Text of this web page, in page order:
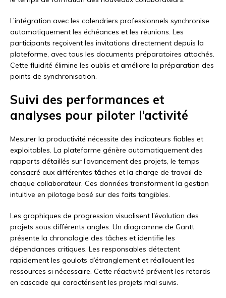
L’intégration avec les calendriers professionnels synchronise
automatiquement les échéances et les réunions. Les
participants reçoivent les invitations directement depuis la
plateforme, avec tous les documents préparatoires attachés.
Cette fluidité élimine les oublis et améliore la préparation des
points de synchronisation.
Suivi des performances et
analyses pour piloter l’activité
Mesurer la productivité nécessite des indicateurs fiables et
exploitables. La plateforme génère automatiquement des
rapports détaillés sur l’avancement des projets, le temps
consacré aux différentes tâches et la charge de travail de
chaque collaborateur. Ces données transforment la gestion
intuitive en pilotage basé sur des faits tangibles.
Les graphiques de progression visualisent l’évolution des
projets sous différents angles. Un diagramme de Gantt
présente la chronologie des tâches et identifie les
dépendances critiques. Les responsables détectent
rapidement les goulots d’étranglement et réallouent les
ressources si nécessaire. Cette réactivité prévient les retards
en cascade qui caractérisent les projets mal suivis.